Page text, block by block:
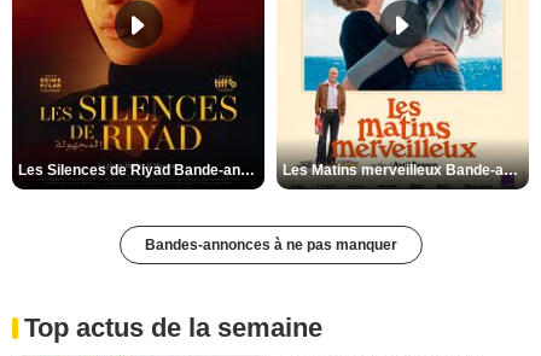
Les Silences de Riyad Bande-annonce VO STFR Les Matins merveilleux Bande-annonce VF
Bandes-annonces à ne pas manquer
Top actus de la semaine